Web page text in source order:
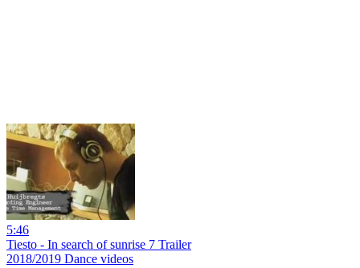
5:46
Tiesto - In search of sunrise 7 Trailer
2018/2019 Dance videos